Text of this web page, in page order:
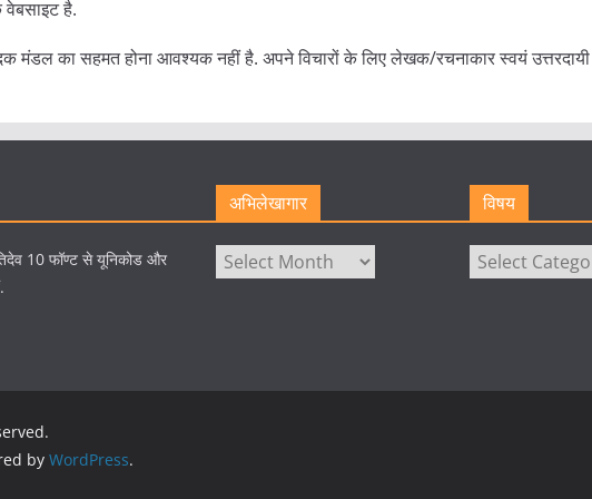
वेबसाइट है.
मंडल का सहमत होना आवश्यक नहीं है. अपने विचारों के लिए लेखक/रचनाकार स्वयं
10 फॉण्ट से यूनिकोड और
अभिलेखागार
अभिलेखागार
विषय
विषय
by WordPress.